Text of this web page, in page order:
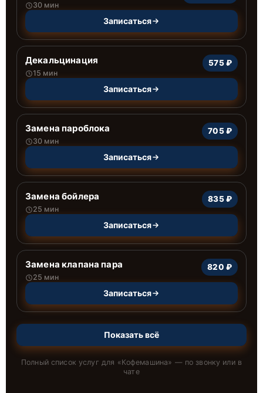
30 мин
Записаться
Декальцинация
15 мин
575 ₽
Записаться
Замена пароблока
30 мин
705 ₽
Записаться
Замена бойлера
25 мин
835 ₽
Записаться
Замена клапана пара
25 мин
820 ₽
Записаться
Показать всё
Полный список услуг для «Кофемашина» — по звонку или в
чате